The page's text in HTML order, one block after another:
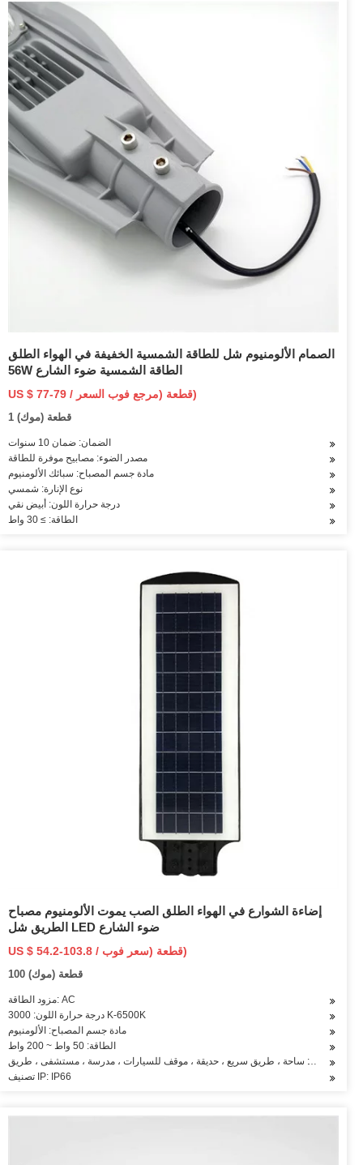
الصمام الألومنيوم شل للطاقة الشمسية الخفيفة في الهواء الطلق
56W الطاقة الشمسية ضوء الشارع
US $ 77-79 / قطعة (مرجع فوب السعر)
1 قطعة (موك)
الضمان: ضمان 10 سنوات
مصدر الضوء: مصابيح موفرة للطاقة
مادة جسم المصباح: سبائك الألومنيوم
نوع الإنارة: شمسي
درجة حرارة اللون: أبيض نقي
الطاقة: ≥ 30 واط
إضاءة الشوارع في الهواء الطلق الصب يموت الألومنيوم مصباح
الطريق شل LED ضوء الشارع
US $ 54.2-103.8 / قطعة (سعر فوب)
100 قطعة (موك)
مزود الطاقة: AC
درجة حرارة اللون: 3000 K-6500K
مادة جسم المصباح: الألومنيوم
الطاقة: 50 واط ~ 200 واط
التطبيق: ساحة ، طريق سريع ، حديقة ، موقف للسيارات ، مدرسة ، مستشفى ، طريق
تصنيف IP: IP66